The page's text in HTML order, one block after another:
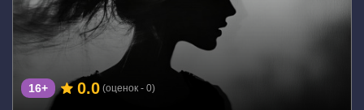
16+ 0.0 (оценок - 0)